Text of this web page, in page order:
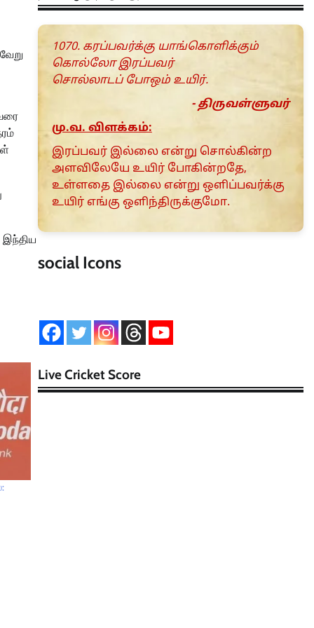
இந்திய
1070. கரப்பவர்க்கு யாங்கொளிக்கும்
கொல்லோ இரப்பவர்
சொல்லாடப் போஒம் உயிர்.
- திருவள்ளுவர்
மு.வ. விளக்கம்:
இரப்பவர் இல்லை என்று சொல்கின்ற
அளவிலேயே உயிர் போகின்றதே,
உள்ளதை இல்லை என்று ஒளிப்பவர்க்கு
உயிர் எங்கு ஒளிந்திருக்குமோ.
social Icons
Live Cricket Score